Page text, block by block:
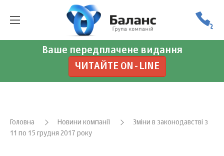
Ваше передплачене видання
ЧИТАЙТЕ ON-LINE
Головна Новини компанії
Зміни в законодавстві з
11 по 15 грудня 2017 року